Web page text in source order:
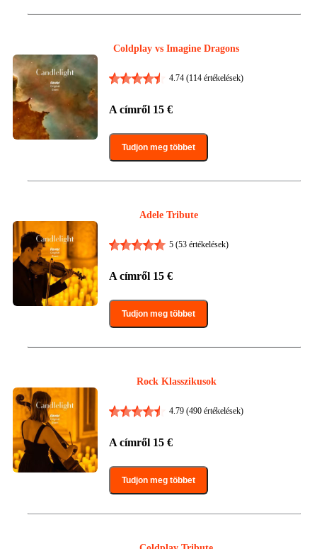
Coldplay vs Imagine Dragons
4.74 (114 értékelések)
A címről 15 €
Tudjon meg többet
Adele Tribute
5 (53 értékelések)
A címről 15 €
Tudjon meg többet
Rock Klasszikusok
4.79 (490 értékelések)
A címről 15 €
Tudjon meg többet